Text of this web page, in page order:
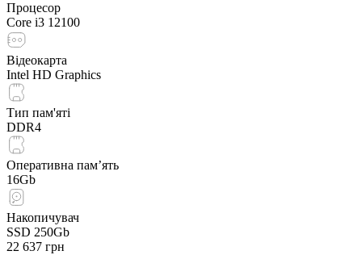
Процесор
Core i3 12100
Відеокарта
Intel HD Graphics
Тип пам'яті
DDR4
Оперативна пам’ять
16Gb
Накопичувач
SSD 250Gb
22 637 грн